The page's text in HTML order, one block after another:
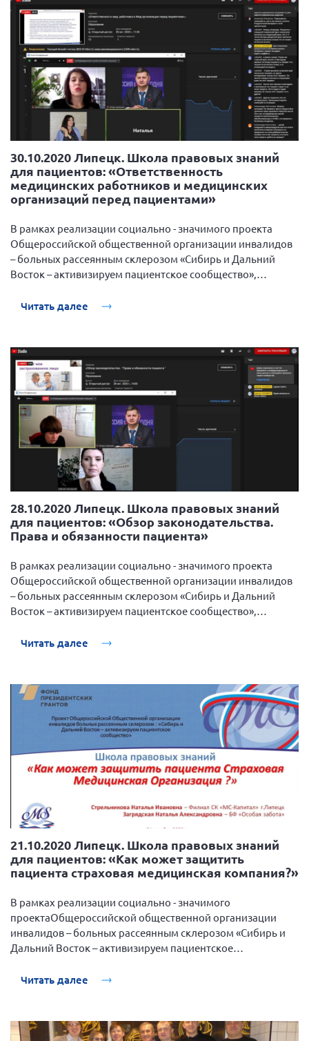
30.10.2020 Липецк. Школа правовых знаний
для пациентов: «Ответственность
медицинских работников и медицинских
организаций перед пациентами»
В рамках реализации социально - значимого проекта
Общероссийской общественной организации инвалидов
– больных рассеянным склерозом «Сибирь и Дальний
Восток – активизируем пациентское сообщество»,
октября 2020 года прошла очередная веб-школа правовых
Читать далее
28.10.2020 Липецк. Школа правовых знаний
для пациентов: «Обзор законодательства.
Права и обязанности пациента»
В рамках реализации социально - значимого проекта
Общероссийской общественной организации инвалидов
– больных рассеянным склерозом «Сибирь и Дальний
Восток – активизируем пациентское сообщество»,
октября 2020 года прошла очередная веб-школа правовых
Читать далее
21.10.2020 Липецк. Школа правовых знаний
для пациентов: «Как может защитить
пациента страховая медицинская компания?»
В рамках реализации социально - значимого
проектаОбщероссийской общественной организации
инвалидов – больных рассеянным склерозом «Сибирь и
Дальний Восток – активизируем пациентское
грантов, 21 октября 2020 года прошла оччередная веб-
Читать далее